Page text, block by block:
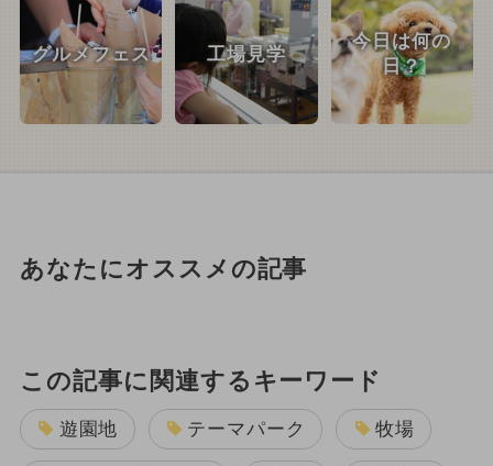
グルメフェス 工場見学
今日は何の
日？
あなたにオススメの記事
この記事に関連するキーワード
遊園地 テーマパーク 牧場